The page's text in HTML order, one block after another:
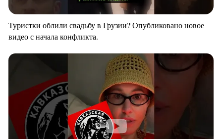
Туристки облили свадьбу в Грузии? Опубликовано новое
видео с начала конфликта.